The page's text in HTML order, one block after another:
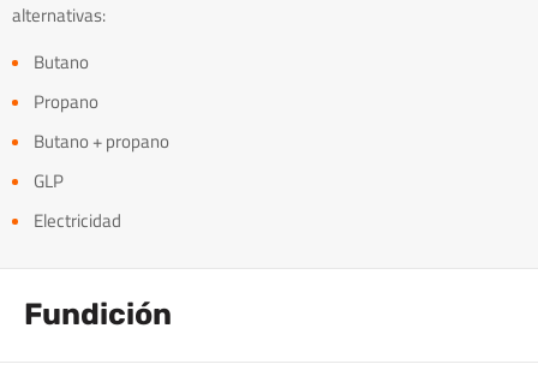
alternativas:
Butano
Propano
Butano + propano
GLP
Electricidad
Fundición